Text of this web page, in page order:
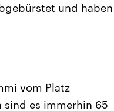
und haben
vom Platz
sind es immerhin 65